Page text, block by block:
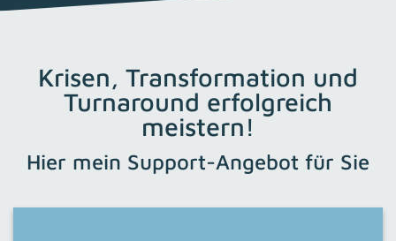
Krisen, Transformation und
Turnaround erfolgreich
meistern!
Hier mein Support-Angebot für Sie